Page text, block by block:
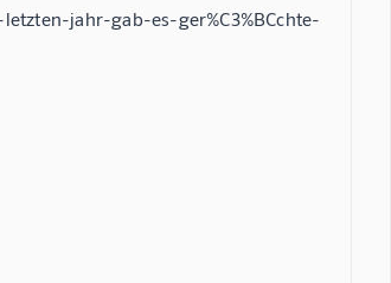
jahr-gab-es-ger%C3%BCchte-